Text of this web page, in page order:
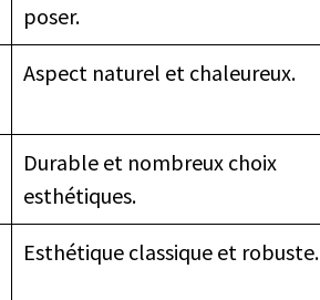
poser.
Aspect naturel et chaleureux.
Durable et nombreux choix
esthétiques.
Esthétique classique et robuste.